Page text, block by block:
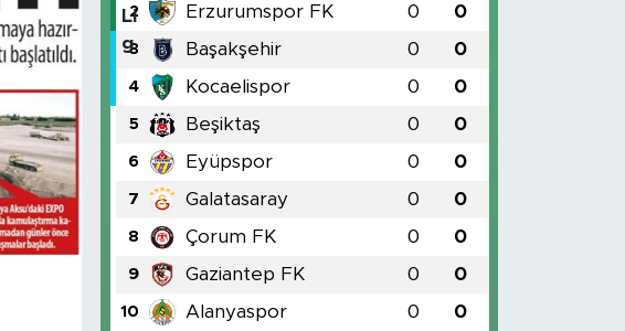
2 Erzurumspor FK 0 0
3 Başakşehir 0 0
4 Kocaelispor 0 0
5 Beşiktaş 0 0
6 Eyüpspor 0 0
7 Galatasaray 0 0
8 Çorum FK 0 0
9 Gaziantep FK 0 0
10 Alanyaspor 0 0